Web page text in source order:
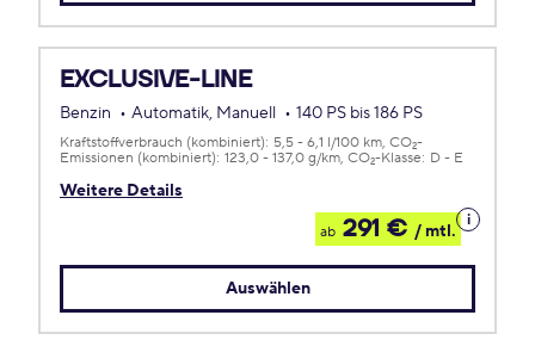
EXCLUSIVE-LINE
Benzin Automatik, Manuell 140 PS bis 186 PS
Weitere Details
Kraftstoffverbrauch (kombiniert): 5,5 - 6,1 l/100 km CO2-
Emissionen (kombiniert): 123,0 - 137,0 g/km CO2-Klasse: D - E
ab 291 € / mtl.
Details
zum
Auswählen